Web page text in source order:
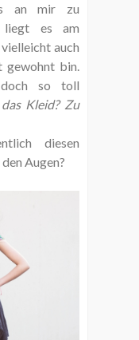
an mir zu
liegt es am
auch
gewohnt bin.
so toll
Kleid? Zu
diesen
Augen?